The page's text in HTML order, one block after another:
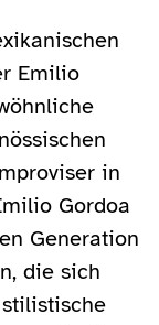
Emilio
in
Gordoa
Generation
die sich